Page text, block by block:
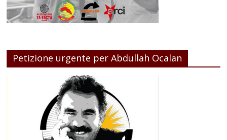
Petizione urgente per Abdullah Ocalan